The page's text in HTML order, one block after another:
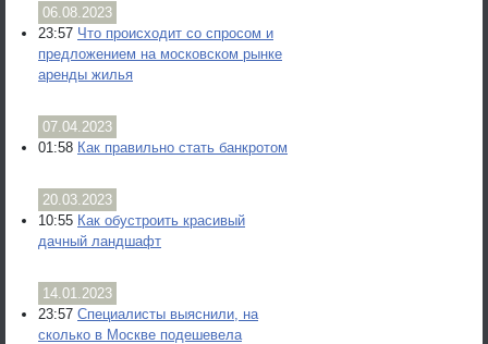
06.08.2023
23:57 Что происходит со спросом и
предложением на московском рынке
аренды жилья
07.04.2023
01:58 Как правильно стать банкротом
20.03.2023
10:55 Как обустроить красивый
дачный ландшафт
14.01.2023
23:57 Специалисты выяснили, на
сколько в Москве подешевела